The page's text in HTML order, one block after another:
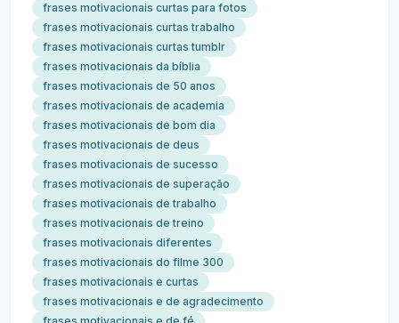
frases motivacionais curtas para fotos
frases motivacionais curtas trabalho
frases motivacionais curtas tumblr
frases motivacionais da bíblia
frases motivacionais de 50 anos
frases motivacionais de academia
frases motivacionais de bom dia
frases motivacionais de deus
frases motivacionais de sucesso
frases motivacionais de superação
frases motivacionais de trabalho
frases motivacionais de treino
frases motivacionais diferentes
frases motivacionais do filme 300
frases motivacionais e curtas
frases motivacionais e de agradecimento